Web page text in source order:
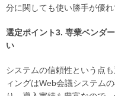
分に関しても使い勝手が優れ
選定ポイント3. 専業ベンダ
い
システムの信頼性という点
ィングはWeb会議システム